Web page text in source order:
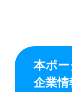
本ポ
企業